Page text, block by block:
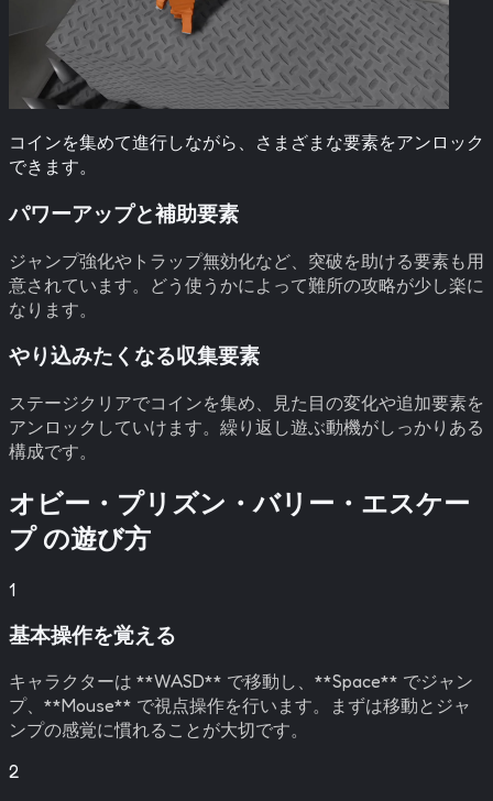
コインを集めて進行しながら、さまざまな要素をアンロック
できます。
パワーアップと補助要素
ジャンプ強化やトラップ無効化など、突破を助ける要素も用
意されています。どう使うかによって難所の攻略が少し楽に
なります。
やり込みたくなる収集要素
ステージクリアでコインを集め、見た目の変化や追加要素を
アンロックしていけます。繰り返し遊ぶ動機がしっかりある
構成です。
オビー・プリズン・バリー・エスケー
プの遊び方
1
基本操作を覚える
キャラクターは **WASD** で移動し、**Space** でジャン
プ、**Mouse** で視点操作を行います。まずは移動とジャ
ンプの感覚に慣れることが大切です。
2